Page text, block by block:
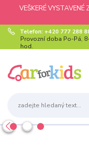
VEŠKERÉ VYSTAVENÉ
Telefon: +420 777 288
Provozní doba Po-Pá,
hod.